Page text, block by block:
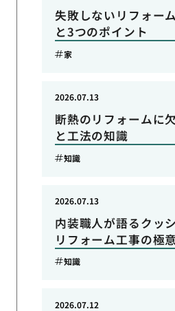
失敗しないリフォー
と3つのポイント
家
断熱のリフォームに
と工法の知識
2026.07.13
知識
内装職人が語るクッ
リフォーム工事の極意
2026.07.13
知識
2026.07.12